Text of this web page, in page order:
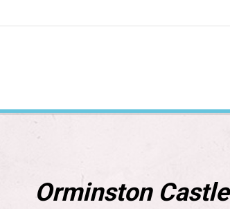
des landes du Nord
Orminston Castle